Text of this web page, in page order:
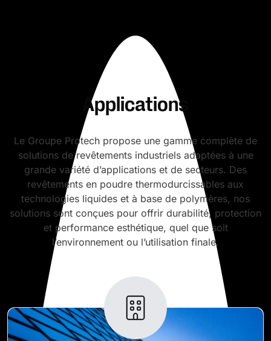
Applications
Le Groupe Protech propose une gamme complète de
solutions de revêtements industriels adaptées à une
grande variété d’applications et de secteurs. Des
revêtements en poudre thermodurcissables aux
technologies liquides et à base de polymères, nos
solutions sont conçues pour offrir durabilité, protection
et performance esthétique, quel que soit
l’environnement ou l’utilisation finale.